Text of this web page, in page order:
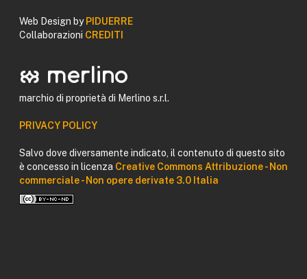
Web Design by PIDUERRE
Collaborazioni CREDITI
logomerlino merlino
marchio di proprietà di Merlino s.r.l.
PRIVACY POLICY
Salvo dove diversamente indicato, il contenuto di questo sito
è concesso in licenza Creative Commons Attribuzione - Non
commerciale - Non opere derivate 3.0 Italia